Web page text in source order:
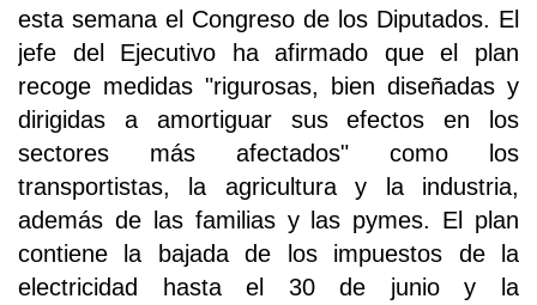
esta semana el Congreso de los Diputados. El
jefe del Ejecutivo ha afirmado que el plan
recoge medidas "rigurosas, bien diseñadas y
dirigidas a amortiguar sus efectos en los
sectores más afectados" como los
transportistas, la agricultura y la industria,
además de las familias y las pymes. El plan
contiene la bajada de los impuestos de la
electricidad hasta el 30 de junio y la